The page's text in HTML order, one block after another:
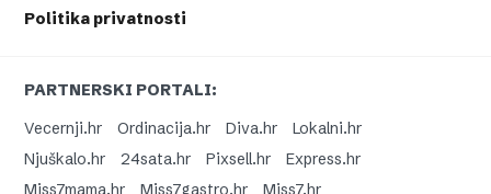
Politika privatnosti
PARTNERSKI PORTALI:
Vecernji.hr
Ordinacija.hr Diva.hr
Lokalni.hr
Njuškalo.hr
24sata.hr Pixsell.hr
Express.hr
Miss7mama.hr
Miss7gastro.hr Miss7.hr